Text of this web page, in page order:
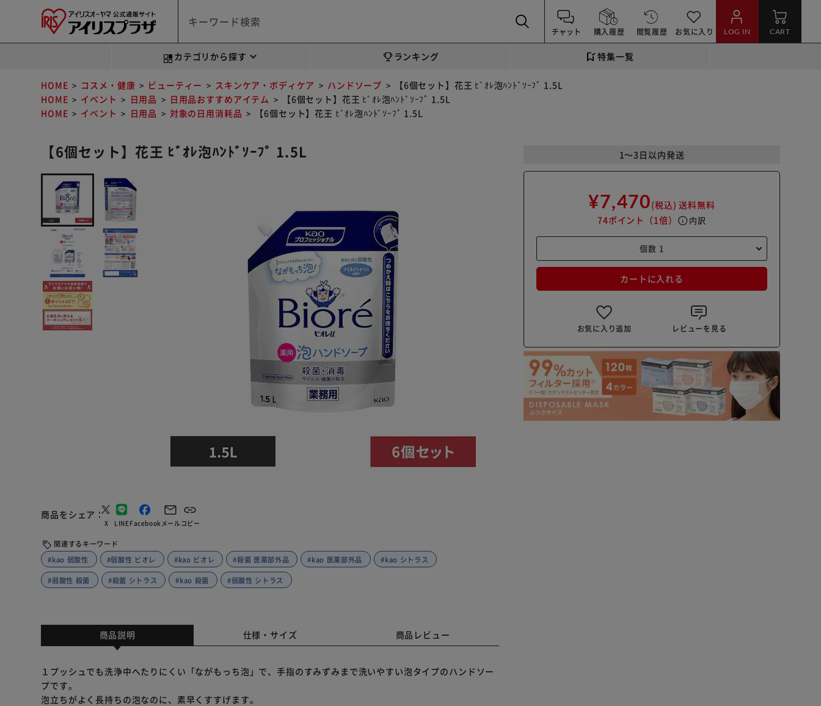
チャット 購入履歴 閲覧履歴 お気に入り LOG IN CART
カテゴリから探す ランキング 特集一覧
HOME コスメ・健康 ビューティー スキンケア・ボディケア ハンドソープ
【6個セット】花王 ﾋﾞｵﾚ泡ﾊﾝﾄﾞｿｰﾌﾟ 1.5L
HOME
イベント 日用品 日用品おすすめアイテム
【6個セット】花王 ﾋﾞｵﾚ泡ﾊﾝﾄﾞｿｰﾌﾟ 1.5L
HOME
イベント 日用品 対象の日用消耗品 【6個セット】花王 ﾋﾞｵﾚ泡ﾊﾝﾄﾞｿｰﾌﾟ 1.5L
【6個セット】花王 ﾋﾞｵﾚ泡ﾊﾝﾄﾞｿｰﾌﾟ 1.5L
商品をシェア
X LINEFacebookメールコピー
関連するキーワード
#kao 弱酸性
#弱酸性 ビオレ #kao ビオレ #殺菌 医薬部外品 #kao 医薬部外品 #kao シトラス
#弱酸性 殺菌 #殺菌 シトラス #kao 殺菌 #弱酸性 シトラス
1～3日以内発送
¥7,470(税込) 送料無料
74ポイント （1倍） info 内訳
カートに入れる
お気に入り追加 レビューを見る
商品説明 仕様・サイズ 商品レビュー
１プッシュでも洗浄中へたりにくい「ながもっち泡」で、手指のすみずみまで洗いやすい泡タイプのハンドソー
プです。
泡立ちがよく長持ちの泡なのに、素早くすすげます。